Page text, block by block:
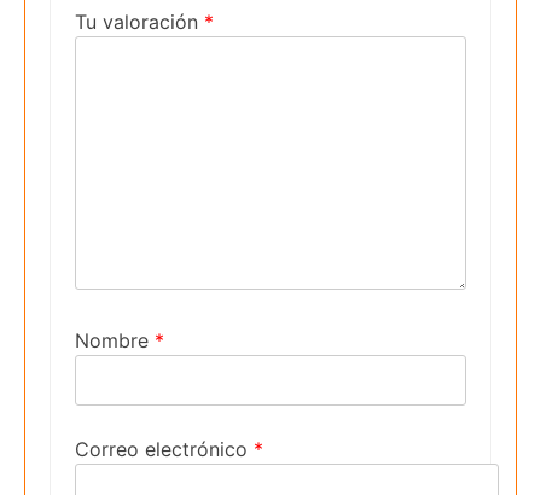
Tu valoración *
Nombre *
Correo electrónico *